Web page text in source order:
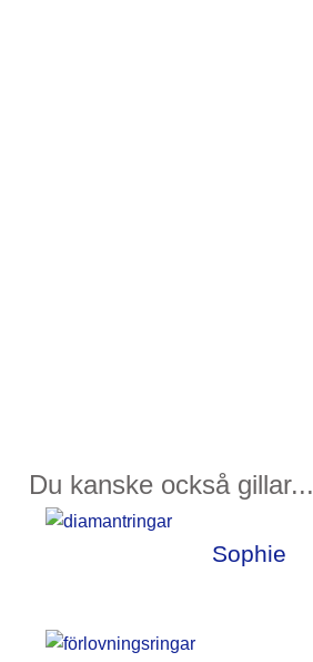
Du kanske också gillar...
Sophie